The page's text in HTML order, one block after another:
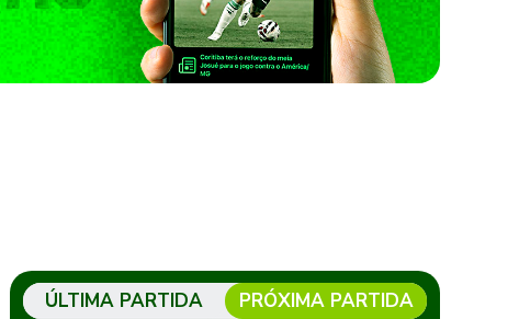
ÚLTIMA PARTIDA PRÓXIMA PARTIDA